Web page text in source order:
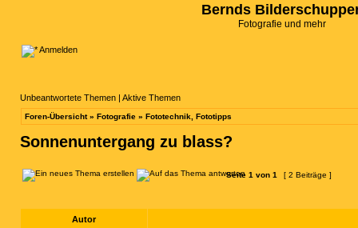
Bernds
Fotografie und mehr
Anmelden
Unbeantwortete Themen | Aktive Themen
Foren-Übersicht» Fotografie » Fototechnik, Fototipps
Sonnenuntergang zu blass?
Seite 1 von 1 [ 2 Beiträge ]
Autor